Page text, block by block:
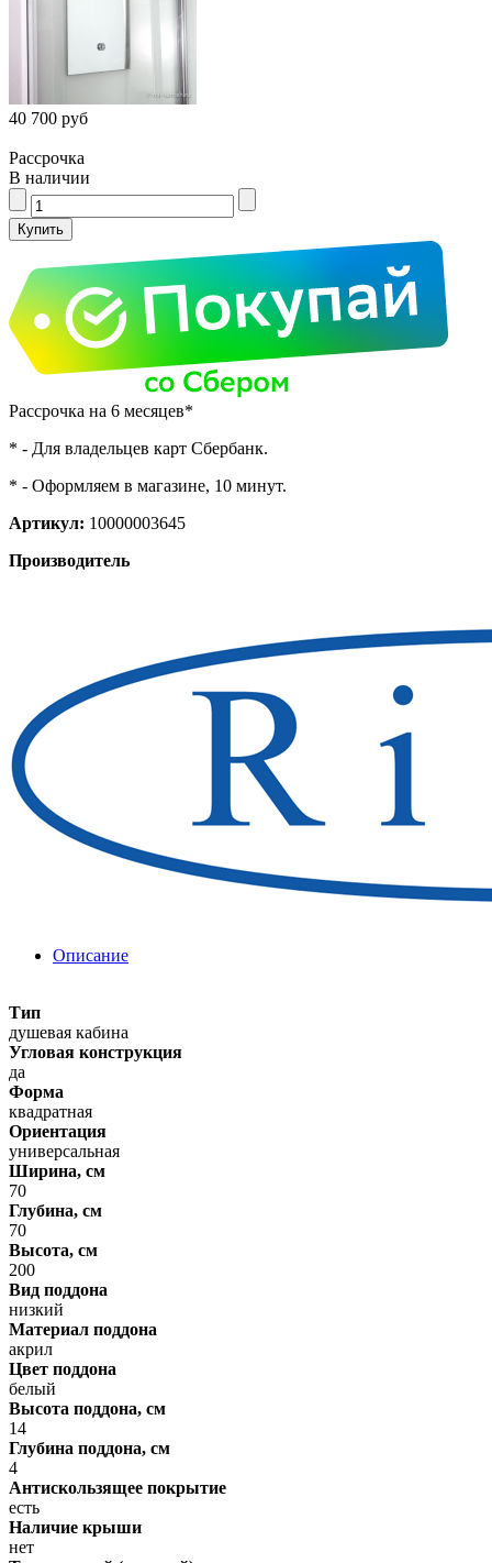
40 700 руб
Рассрочка
В наличии
Рассрочка на 6 месяцев*
* - Для владельцев карт Сбербанк.
* - Оформляем в магазине, 10 минут.
Артикул: 10000003645
Производитель
Описание
Тип
душевая кабина
Угловая конструкция
да
Форма
квадратная
Ориентация
универсальная
Ширина, см
70
Глубина, см
70
Высота, см
200
Вид поддона
низкий
Материал поддона
акрил
Цвет поддона
белый
Высота поддона, см
14
Глубина поддона, см
4
Антискользящее покрытие
есть
Наличие крыши
нет